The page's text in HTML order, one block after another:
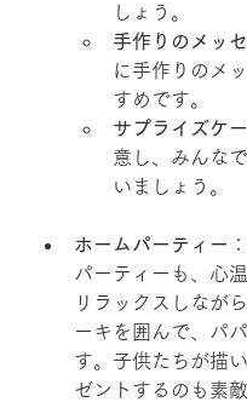
しょう。
手作りのメッ
に手作りのメ
すめです。
サプライズケ
意し、みんな
いましょう。
ホームパーティー
パーティーも、心
リラックスしなが
ーキを囲んで、パ
す。子供たちが描
ゼントするのも素敵